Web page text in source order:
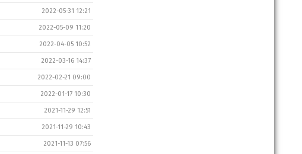
2022-05-31 12:21
2022-05-09 11:20
2022-04-05 10:52
2022-03-16 14:37
2022-02-21 09:00
2022-01-17 10:30
2021-11-29 12:51
2021-11-29 10:43
2021-11-13 07:56